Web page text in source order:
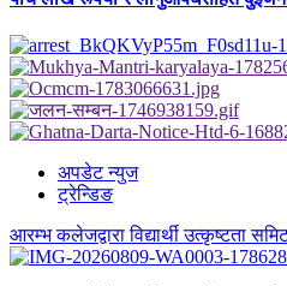
अपडेट न्युज
ट्रेन्डिङ
आरम्भ कलेजद्वारा विद्यार्थी उत्कृष्टता